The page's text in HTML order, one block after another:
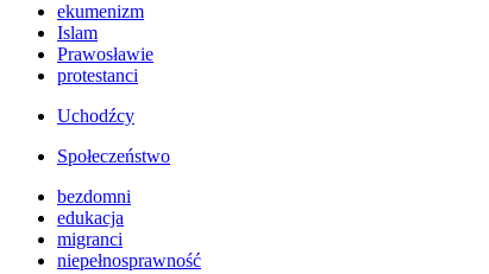
ekumenizm
Islam
Prawosławie
protestanci
Uchodźcy
Społeczeństwo
bezdomni
edukacja
migranci
niepełnosprawność